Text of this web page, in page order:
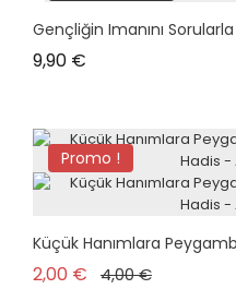
Gençliğin Imanını
9,90 €
Promo !
Küçük Hanımlara
2,00 € Prix de base
4,00 €Prix